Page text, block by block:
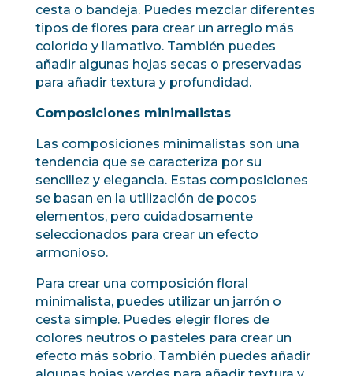
cesta o bandeja. Puedes mezclar diferentes
tipos de flores para crear un arreglo más
colorido y llamativo. También puedes
añadir algunas hojas secas o preservadas
para añadir textura y profundidad.
Composiciones minimalistas
Las composiciones minimalistas son una
tendencia que se caracteriza por su
sencillez y elegancia. Estas composiciones
se basan en la utilización de pocos
elementos, pero cuidadosamente
seleccionados para crear un efecto
armonioso.
Para crear una composición floral
minimalista, puedes utilizar un jarrón o
cesta simple. Puedes elegir flores de
colores neutros o pasteles para crear un
efecto más sobrio. También puedes añadir